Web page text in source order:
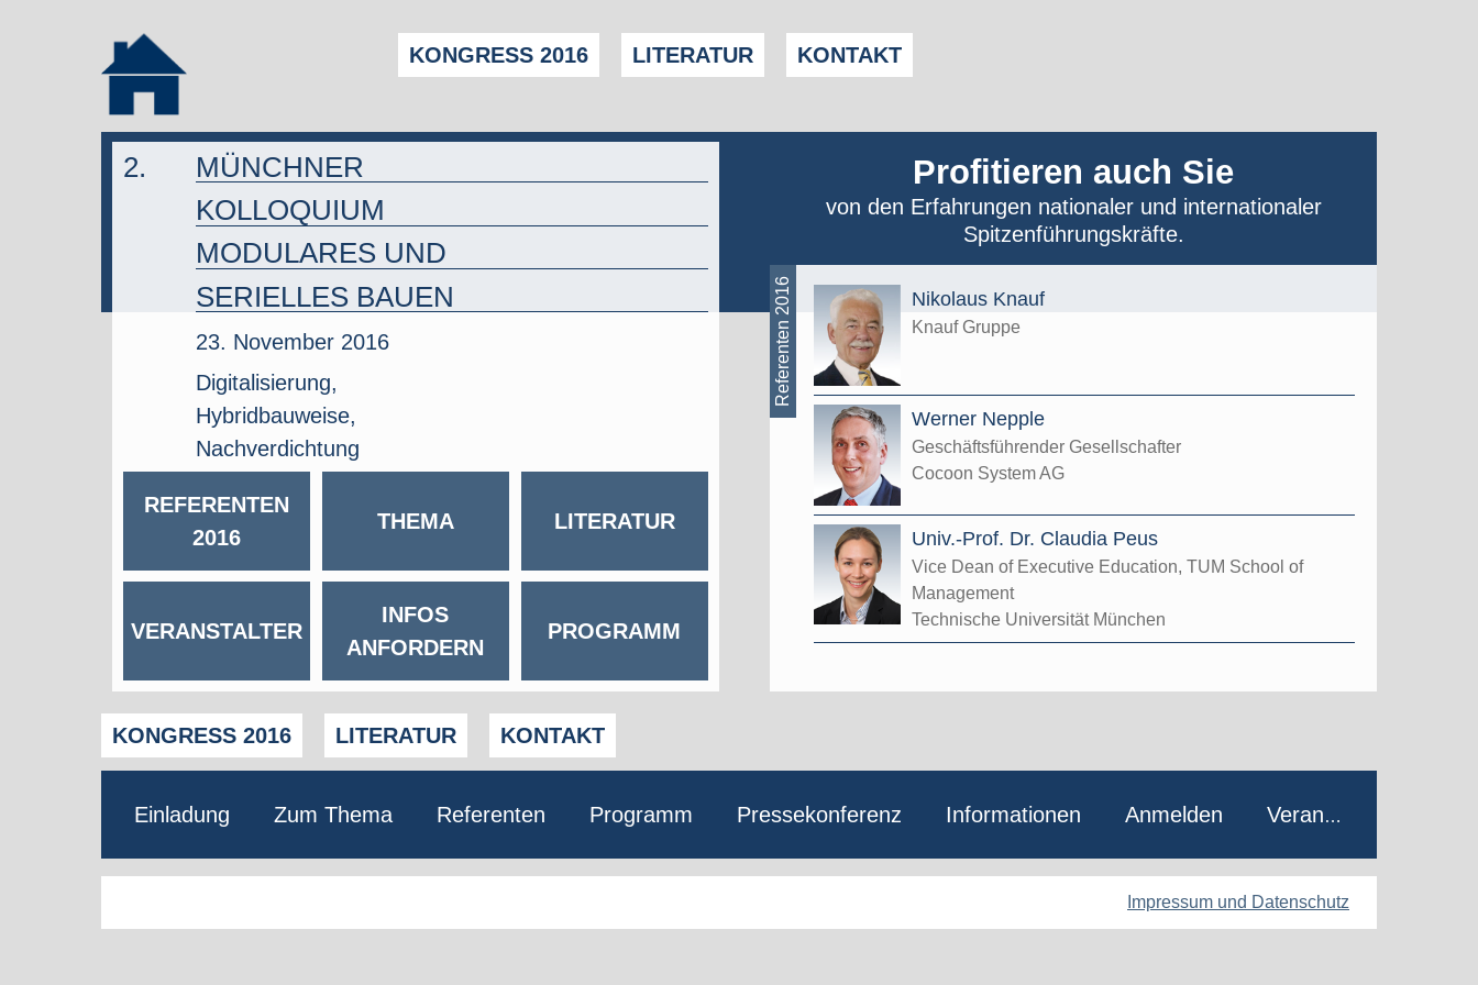
KONGRESS 2016 LITERATUR KONTAKT
2.
MÜNCHNER
KOLLOQUIUM
MODULARES UND
SERIELLES BAUEN
23. November 2016
Digitalisierung,
Hybridbauweise,
Nachverdichtung
REFERENTEN
2016
THEMA LITERATUR
VERANSTALTER
INFOS
ANFORDERN
PROGRAMM
Profitieren auch Sie
von den Erfahrungen nationaler und internationaler
Spitzenführungskräfte.
Referenten 2016 Nikolaus Knauf
Knauf Gruppe
Werner Nepple
Geschäftsführender Gesellschafter
Cocoon System AG
Univ.-Prof. Dr. Claudia Peus
Vice Dean of Executive Education, TUM School of
Management
Technische Universität München
KONGRESS 2016 LITERATUR KONTAKT
Einladung Zum Thema Referenten Programm Pressekonferenz Informationen Anmelden Veranstalter
Impressum und Datenschutz